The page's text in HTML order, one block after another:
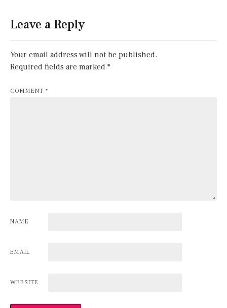
Leave a Reply
Your email address will not be published.
Required fields are marked *
COMMENT *
NAME
EMAIL
WEBSITE